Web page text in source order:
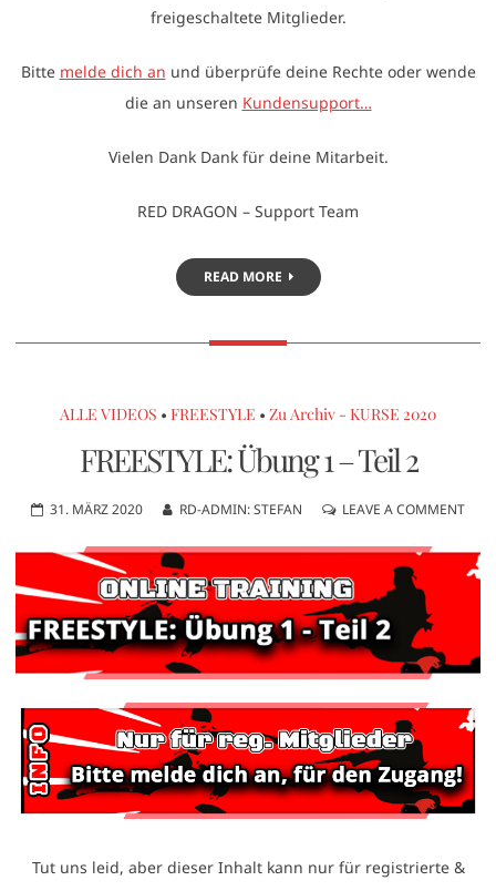
freigeschaltete Mitglieder.
Bitte melde dich an und überprüfe deine Rechte oder wende
die an unseren Kundensupport…
Vielen Dank Dank für deine Mitarbeit.
RED DRAGON – Support Team
READ MORE
ALLE VIDEOS • FREESTYLE • Zu Archiv - KURSE 2020
FREESTYLE: Übung 1 – Teil 2
31. MÄRZ 2020 RD-ADMIN: STEFAN LEAVE A COMMENT
Tut uns leid, aber dieser Inhalt kann nur für registrierte &